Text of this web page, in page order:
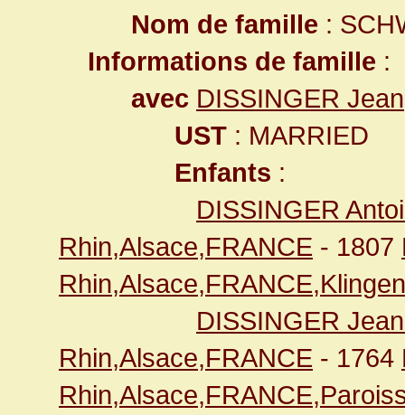
Nom de famille :
Informations de famille :
avec DISSINGER Jean
UST : MARRIED
Enfants :
DISSINGER
Rhin,Alsace,FRANCE - 1807
DISSINGER
Rhin,Alsace,FRANCE - 1764